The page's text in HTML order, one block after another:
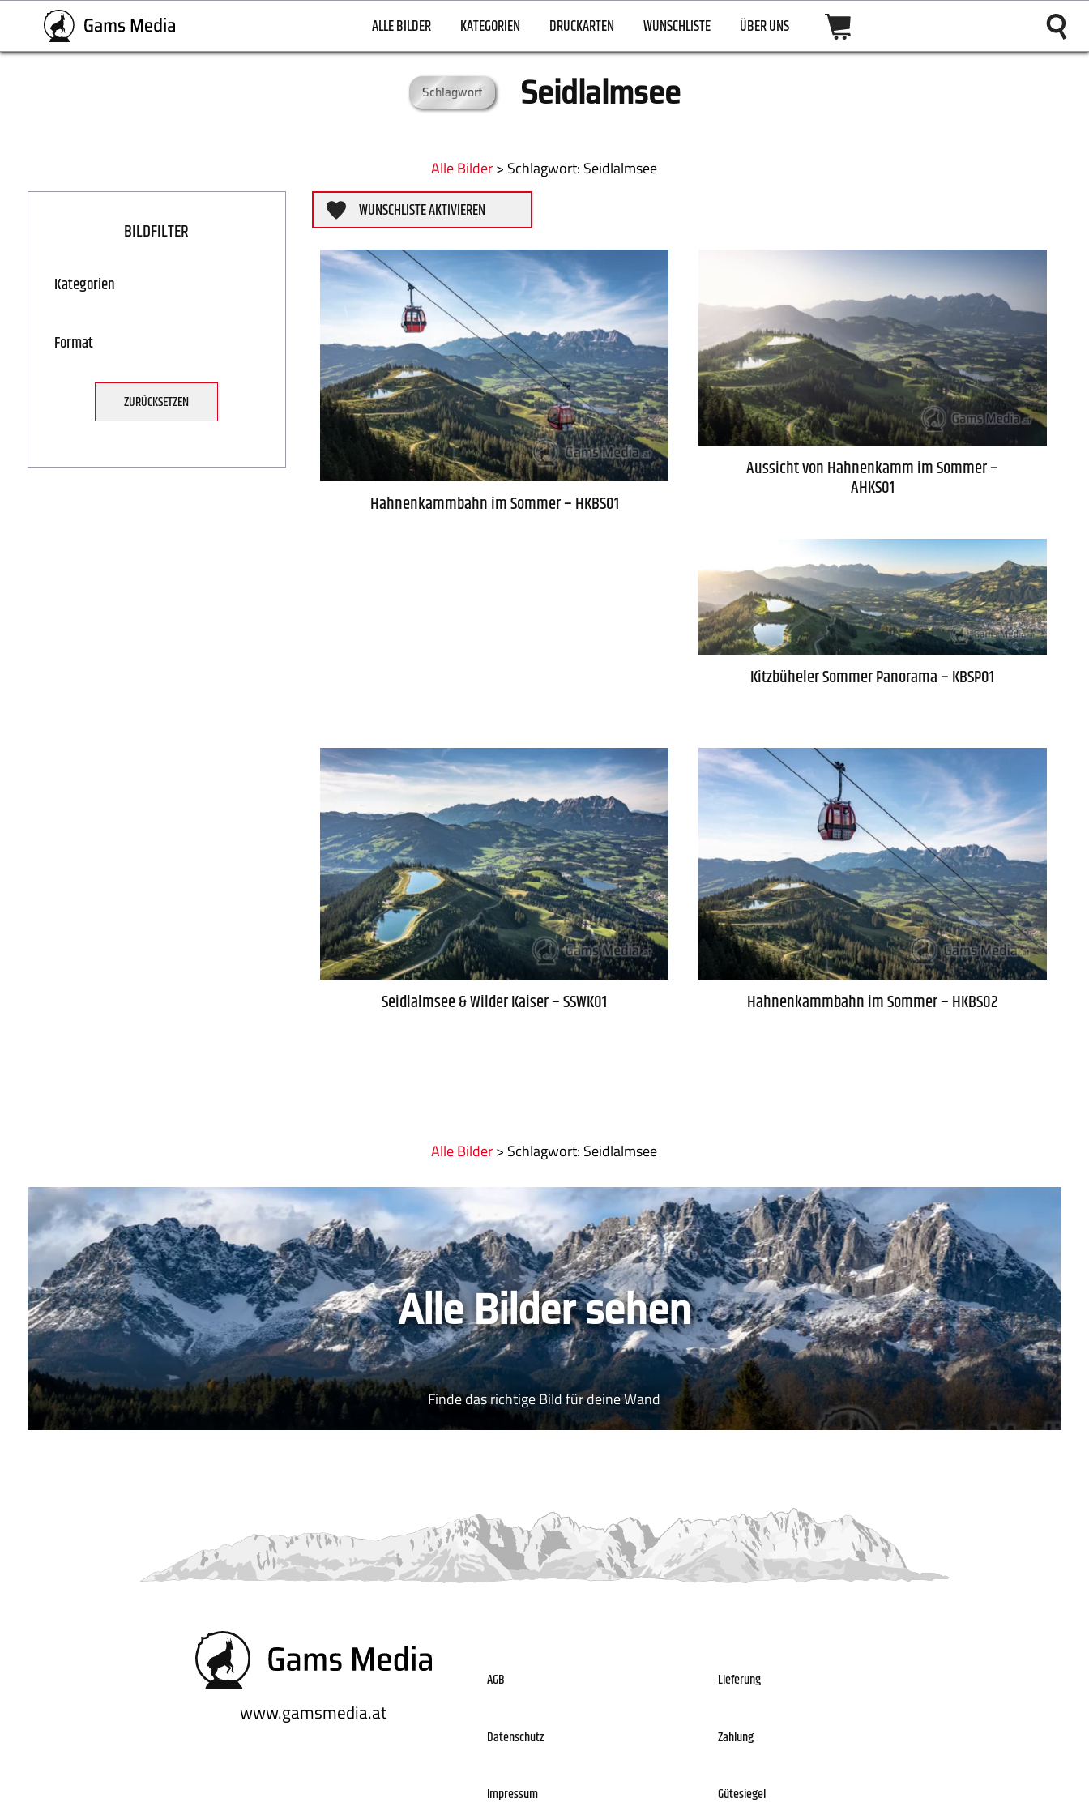
ALLE BILDER KATEGORIEN DRUCKARTEN WUNSCHLISTE ÜBER UNS
Schlagwort Seidlalmsee
Alle Bilder> : Seidlalmsee
WUNSCHLISTE AKTIVIEREN
Hahnenkammbahn im Sommer – HKBS01
Aussicht von Hahnenkamm im Sommer –
AHKS01
Kitzbüheler Sommer Panorama – KBSP01
Seidlalmsee & Wilder Kaiser – SSWK01 Hahnenkammbahn im Sommer – HKBS02
BILDFILTER
Kategorien
Format
ZURÜCKSETZEN
Alle Bilder> : Seidlalmsee
Alle Bilder sehen
Finde das richtige Bild für deine Wand
www.gamsmedia.at
AGB
Datenschutz
Impressum
Lieferung
Zahlung
Gütesiegel